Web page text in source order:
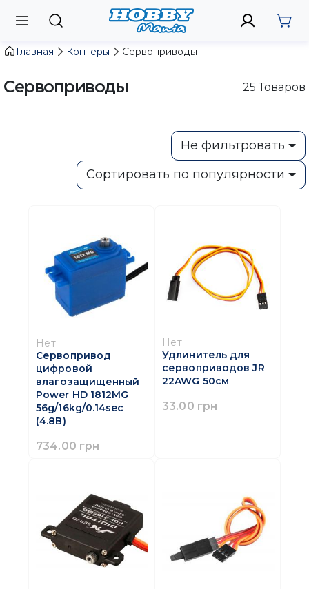
Главная Коптеры Сервоприводы
Сервоприводы 25 Товаров
Не фильтровать
Сортировать по популярности
Нет
Сервопривод
цифровой
влагозащищенный
Power HD 1812MG
56g/16kg/0.14sec
(4.8В)
734.00 грн
Нет
Удлинитель для
сервоприводов JR
22AWG 50см
33.00 грн